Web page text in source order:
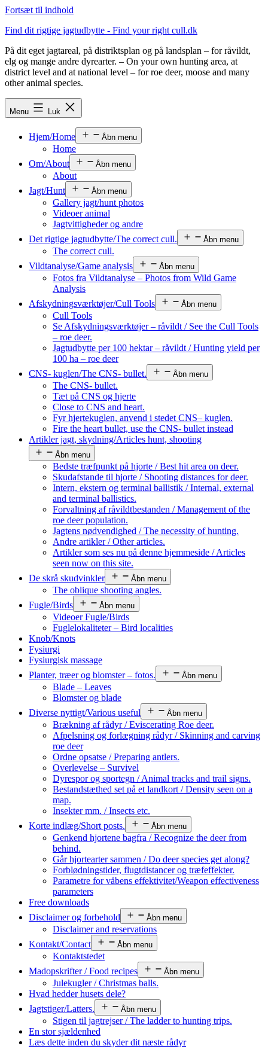
Fortsæt til indhold
Find dit rigtige jagtudbytte - Find your right cull.dk
På dit eget jagtareal, på distriktsplan og på landsplan – for råvildt,
elg og mange andre dyrearter. – On your own hunting area, at
district level and at national level – for roe deer, moose and many
other animal species.
Menu Luk
Hjem/Home Åbn menu
Home
Om/About
Åbn menu
About
Jagt/Hunt
Åbn menu
Gallery jagt/hunt photos
Videoer animal
Jagtvittigheder og andre
Det rigtige jagtudbytte/The correct cull.
Åbn menu
The correct cull.
Vildtanalyse/Game analysis
Åbn menu
Fotos fra Vildtanalyse – Photos from Wild Game
Analysis
Afskydningsværktøjer/Cull Tools
Åbn menu
Cull Tools
Se Afskydningsværktøjer – råvildt / See the Cull Tools
– roe deer.
Jagtudbytte per 100 hektar – råvildt / Hunting yield per
100 ha – roe deer
CNS- kuglen/The CNS- bullet.
Åbn menu
The CNS- bullet.
Tæt på CNS og hjerte
Close to CNS and heart.
Fyr hjertekuglen, anvend i stedet CNS– kuglen.
Fire the heart bullet, use the CNS- bullet instead
Artikler jagt, skydning/Articles hunt, shooting
Åbn menu
Bedste træfpunkt på hjorte / Best hit area on deer.
Skudafstande til hjorte / Shooting distances for deer.
Intern, ekstern og terminal ballistik / Internal, external
and terminal ballistics.
Forvaltning af råvildtbestanden / Management of the
roe deer population.
Jagtens nødvendighed / The necessity of hunting.
Andre artikler / Other articles.
Artikler som ses nu på denne hjemmeside / Articles
seen now on this site.
De skrå skudvinkler
Åbn menu
The oblique shooting angles.
Fugle/Birds
Åbn menu
Videoer Fugle/Birds
Fuglelokaliteter – Bird localities
Knob/Knots
Fysiurgi
Fysiurgisk massage
Planter, træer og blomster – fotos.
Åbn menu
Blade – Leaves
Blomster og blade
Diverse nyttigt/Various useful
Åbn menu
Brækning af rådyr / Eviscerating Roe deer.
Afpelsning og forlægning rådyr / Skinning and carving
roe deer
Ordne opsatse / Preparing antlers.
Overlevelse – Survivel
Dyrespor og sportegn / Animal tracks and trail signs.
Bestandstæthed set på et landkort / Density seen on a
map.
Insekter mm. / Insects etc.
Korte indlæg/Short posts.
Åbn menu
Genkend hjortene bagfra / Recognize the deer from
behind.
Går hjortearter sammen / Do deer species get along?
Forblødningstider, flugtdistancer og træfeffekter.
Parametre for våbens effektivitet/Weapon effectiveness
parameters
Free downloads
Disclaimer og forbehold
Åbn menu
Disclaimer and reservations
Kontakt/Contact
Åbn menu
Kontaktstedet
Madopskrifter / Food recipes
Åbn menu
Julekugler / Christmas balls.
Hvad hedder husets dele?
Jagtstiger/Latters.
Åbn menu
Stigen til jagtrejser / The ladder to hunting trips.
En stor sjældenhed
Læs dette inden du skyder dit næste rådyr